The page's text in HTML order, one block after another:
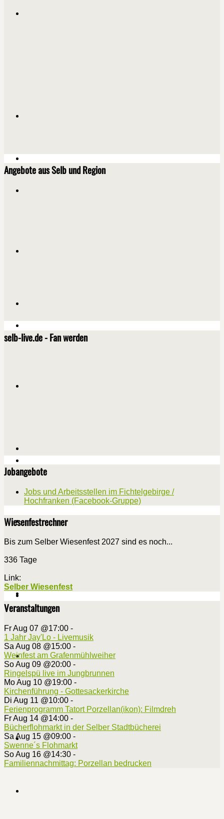
Angebote aus Selb und Region
selb-live.de - Fan werden
Jobangebote
Jobs und Arbeitsstellen im Fichtelgebirge /
Hochfranken (Facebook-Gruppe)
Wiesenfestrechner
Bis zum Selber Wiesenfest 2027 sind es noch...
336 Tage
Link:
Selber Wiesenfest
Veranstaltungen
Fr Aug 07 @17:00 -
1 Jahr Jay'Lo - Livemusik
Sa Aug 08 @15:00 -
Weinfest am Grafenmühlweiher
So Aug 09 @20:00 -
Ringelspü live im Jungbrunnen
Mo Aug 10 @19:00 -
Kirchenführung - Gottesackerkirche
Di Aug 11 @10:00 -
Ferienprogramm Tatort Porzellan(ikon): Filmdreh
Fr Aug 14 @14:00 -
Bücherflohmarkt in der Selber Stadtbücherei
Sa Aug 15 @09:00 -
Swenne´s Flohmarkt
So Aug 16 @14:30 -
Familiennachmittag: Porzellan bedrucken